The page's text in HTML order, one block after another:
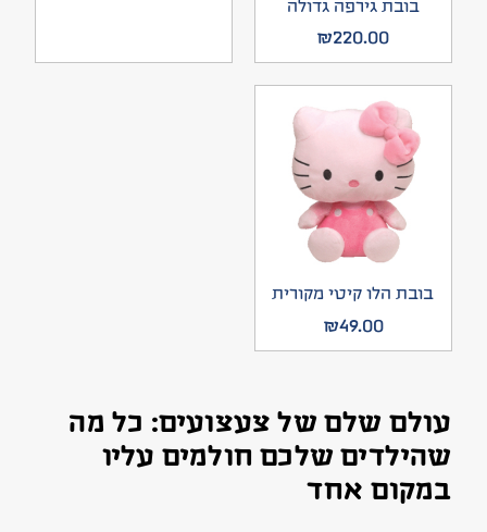
בובת גירפה גדולה
₪220.00
בובת הלו קיטי מקורית
₪49.00
עולם שלם של צעצועים: כל מה
שהילדים שלכם חולמים עליו
במקום אחד